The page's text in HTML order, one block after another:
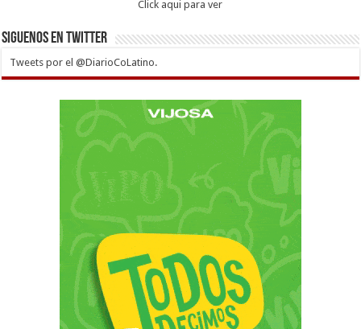
Click aqui para ver
Siguenos en twitter
Tweets por el @DiarioCoLatino.